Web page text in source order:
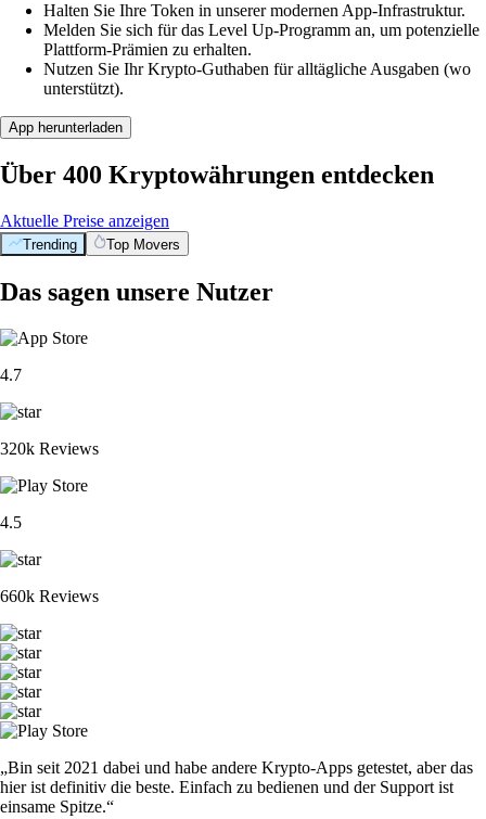
Halten Sie Ihre Token in unserer modernen App-Infrastruktur.
Melden Sie sich für das Level Up-Programm an, um potenzielle
Plattform-Prämien zu erhalten.
Nutzen Sie Ihr Krypto-Guthaben für alltägliche Ausgaben (wo
unterstützt).
App herunterladen
Über 400 Kryptowährungen entdecken
Aktuelle Preise anzeigen
Trending Top Movers
Das sagen unsere Nutzer
4.7
320k Reviews
4.5
660k Reviews
„Bin seit 2021 dabei und habe andere Krypto-Apps getestet, aber das
hier ist definitiv die beste. Einfach zu bedienen und der Support ist
einsame Spitze.“